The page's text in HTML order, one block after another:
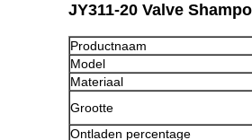
JY311-20 Valve
Productnaam
Model
Materiaal
Grootte
Ontladen percentage